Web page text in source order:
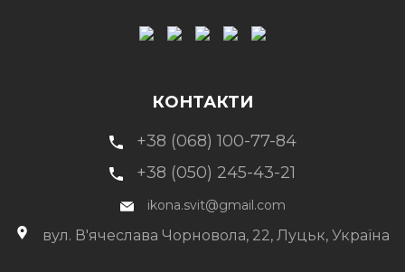
КОНТАКТИ
+38 (068) 100-77-84
+38 (050) 245-43-21
ikona.svit@gmail.com
вул. В'ячеслава Чорновола, 22, Луцьк, Україна